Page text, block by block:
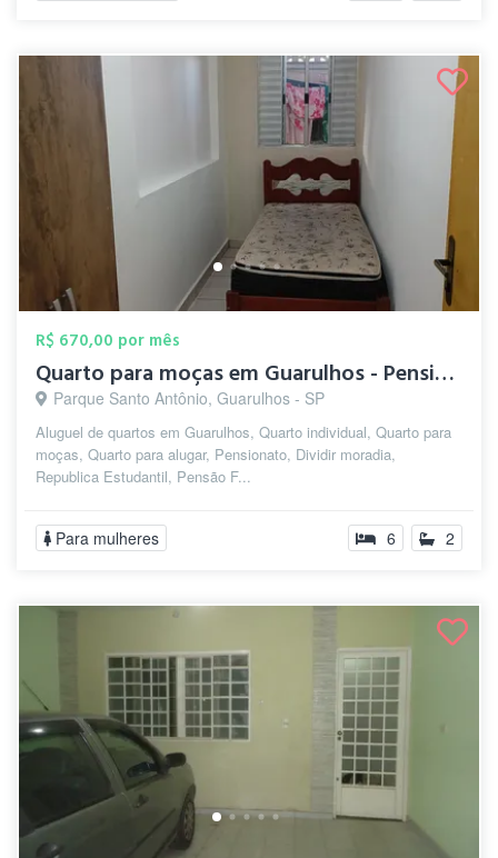
R$ 670,00 por mês
Quarto para moças em Guarulhos - Pension...
Parque Santo Antônio, Guarulhos - SP
Aluguel de quartos em Guarulhos, Quarto individual, Quarto para
moças, Quarto para alugar, Pensionato, Dividir moradia,
Republica Estudantil, Pensão F...
Para mulheres 6 2